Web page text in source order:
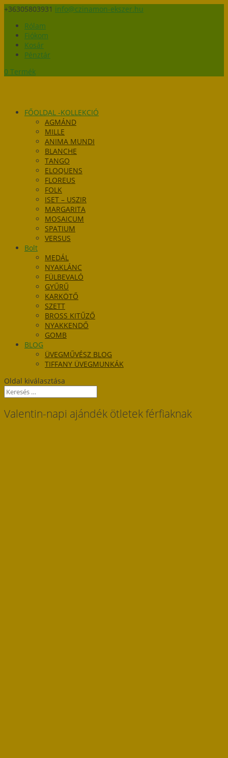
+36305803931 info@czinamon-ekszer.hu
Rólam
Fiókom
Kosár
Pénztár
0 Termék
FŐOLDAL -KOLLEKCIÓ
AGMÁND
MILLE
ANIMA MUNDI
BLANCHE
TANGO
ELOQUENS
FLOREUS
FOLK
ISET – USZIR
MARGARITA
MOSAICUM
SPATIUM
VERSUS
Bolt
MEDÁL
NYAKLÁNC
FÜLBEVALÓ
GYŰRŰ
KARKÖTŐ
SZETT
BROSS KITŰZŐ
NYAKKENDŐ
GOMB
BLOG
ÜVEGMŰVÉSZ BLOG
TIFFANY ÜVEGMUNKÁK
Oldal kiválasztása
Valentin-napi ajándék ötletek férfiaknak